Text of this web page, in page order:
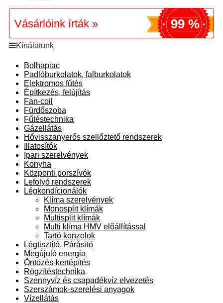
Vásárlóink írták » 99 %
Kínálatunk
Bolhapiac
Padlóburkolatok, falburkolatok
Elektromos fűtés
Építkezés, felújítás
Fan-coil
Fürdőszoba
Fűtéstechnika
Gázellátás
Hővisszanyerős szellőztető rendszerek
Illatosítók
Ipari szerelvények
Konyha
Központi porszívók
Lefolyó rendszerek
Légkondícionálók
Klíma szerelvények
Monosplit klímák
Multisplit klímák
Multi klíma HMV előállítással
Tartó konzolok
Légtisztító, Párásító
Megújuló energia
Öntözés-kertépítés
Rögzítéstechnika
Szennyvíz és csapadékvíz elvezetés
Szerszámok-szerelési anyagok
Vízellátás